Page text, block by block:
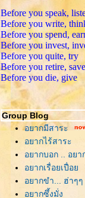
Before you speak,
Before you write,
Before you spend,
Before you invest,
Before you quite, try
Before you retire, save
Before you die, give
Group Blog
อยากมีสาระ
อยากไร้สาระ
อยากบอก .. อยา
อยากเรื่อยเปื่อ
อยากขำ... ฮ่าๆๆ
อยากซึ้งมั่ง